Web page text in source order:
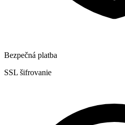
Bezpečná platba
SSL šifrovanie